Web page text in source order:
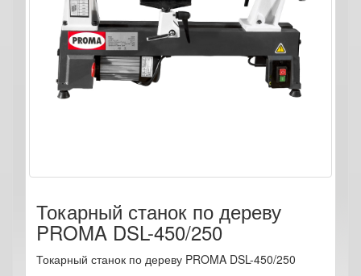
Токарный станок по дереву
PROMA DSL-450/250
Токарный станок по дереву PROMA DSL-450/250